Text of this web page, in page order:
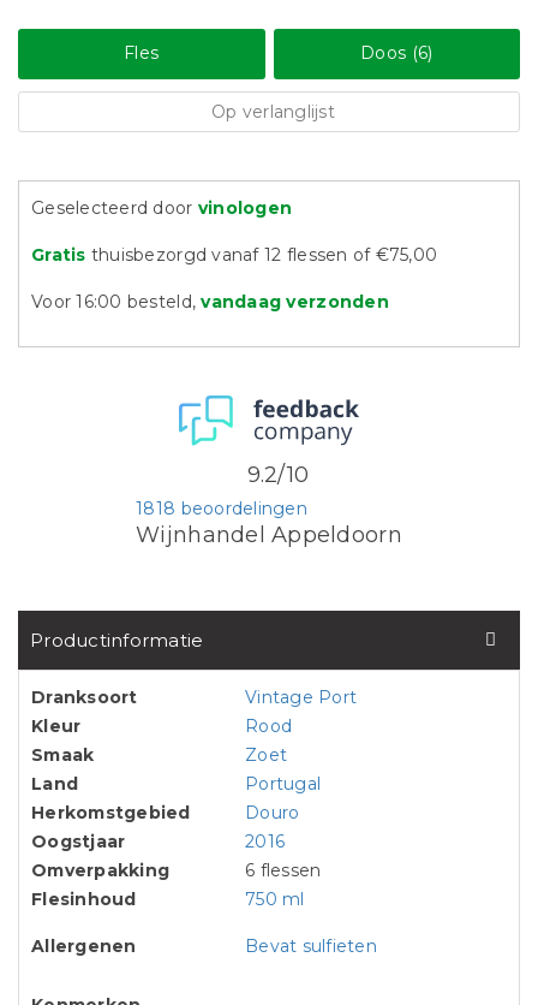
Fles Doos (6)
Op verlanglijst
Geselecteerd door vinologen
Gratis thuisbezorgd vanaf 12 flessen of €75,00
Voor 16:00 besteld,vandaag verzonden
Wijnhandel Appeldoorn
1818 beoordelingen
9.2/10
Productinformatie
Dranksoort
Vintage Port
Kleur
Rood
Smaak
Zoet
Land
Portugal
Herkomstgebied
Douro
Oogstjaar
2016
Omverpakking
6 flessen
Flesinhoud
750 ml
Allergenen Bevat sulfieten